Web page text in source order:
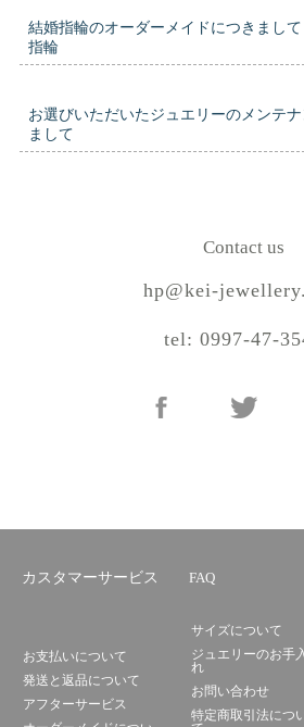
結婚指輪のオーダーメイドにつきまし
指輪
お選びいただいたジュエリーのメンテ
まして
Contact us
hp@kei-
tel: 0997-47-
カスタマーサービス FAQ
お支払いについて
発送と返品について
アフターサービス
サイズについて
ジュエリーのお手
れ
お問い合わせ
特定商取引法につ